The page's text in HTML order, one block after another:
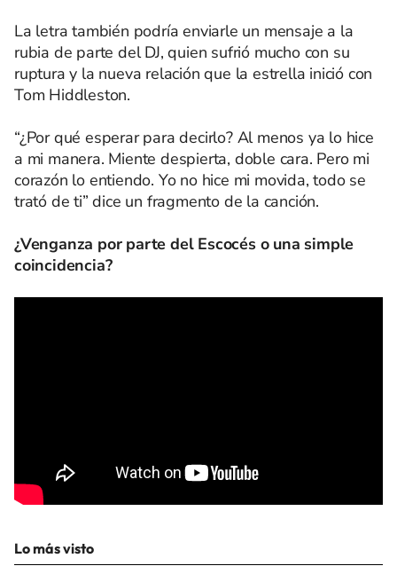
La letra también podría enviarle un mensaje a la
rubia de parte del DJ, quien sufrió mucho con su
ruptura y la nueva relación que la estrella inició con
Tom Hiddleston.
“¿Por qué esperar para decirlo? Al menos ya lo hice
a mi manera. Miente despierta, doble cara. Pero mi
corazón lo entiendo. Yo no hice mi movida, todo se
trató de ti” dice un fragmento de la canción.
¿Venganza por parte del Escocés o una simple
coincidencia?
Lo más visto